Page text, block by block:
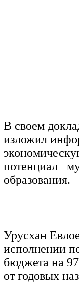
В своем
изложил
потенциал
образования.
Урусхан
исполнении
бюджета на
от годовых